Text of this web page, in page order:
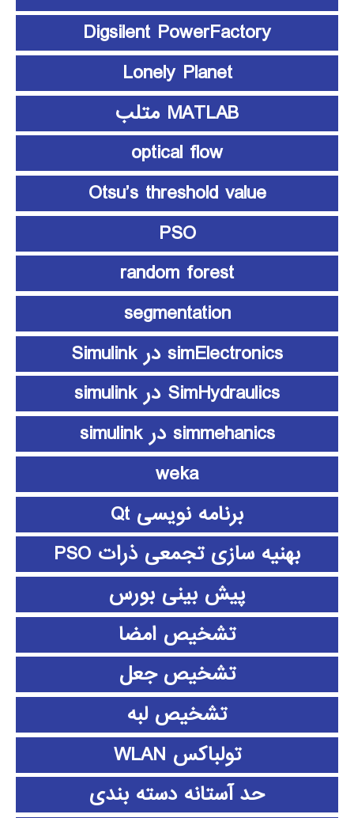
Digsilent PowerFactory
Lonely Planet
MATLAB متلب
optical flow
Otsu’s threshold value
PSO
random forest
segmentation
simElectronics در Simulink
SimHydraulics در simulink
simmehanics در simulink
weka
برنامه نویسی Qt
بهنیه سازی تجمعی ذرات PSO
پیش بینی بورس
تشخیص امضا
تشخیص جعل
تشخیص لبه
تولباکس WLAN
حد آستانه دسته بندی